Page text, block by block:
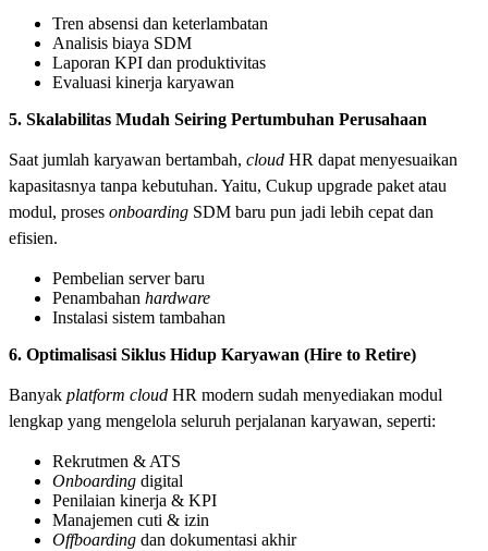
Tren absensi dan keterlambatan
Analisis biaya SDM
Laporan KPI dan produktivitas
Evaluasi kinerja karyawan
5. Skalabilitas Mudah Seiring Pertumbuhan Perusahaan
Saat jumlah karyawan bertambah, cloud HR dapat menyesuaikan
kapasitasnya tanpa kebutuhan. Yaitu, Cukup upgrade paket atau
modul, proses onboarding SDM baru pun jadi lebih cepat dan
efisien.
Pembelian server baru
Penambahan hardware
Instalasi sistem tambahan
6. Optimalisasi Siklus Hidup Karyawan (Hire to Retire)
Banyak platform cloud HR modern sudah menyediakan modul
lengkap yang mengelola seluruh perjalanan karyawan, seperti:
Rekrutmen & ATS
Onboarding digital
Penilaian kinerja & KPI
Manajemen cuti & izin
Offboarding dan dokumentasi akhir